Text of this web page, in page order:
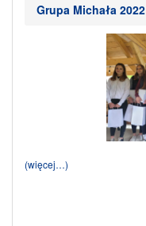
Grupa Michała 2022
(więcej…)